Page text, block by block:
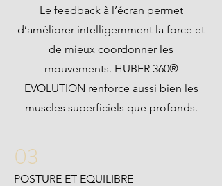
Le feedback à l’écran permet
d’améliorer intelligemment la force et
de mieux coordonner les
mouvements. HUBER 360®
EVOLUTION renforce aussi bien les
muscles superficiels que profonds.
03
POSTURE ET EQUILIBRE